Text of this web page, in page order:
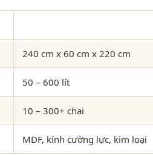
240 cm x 60 cm x 220 cm
50 – 600 lít
10 – 300+ chai
MDF, kính cường lực, kim loại